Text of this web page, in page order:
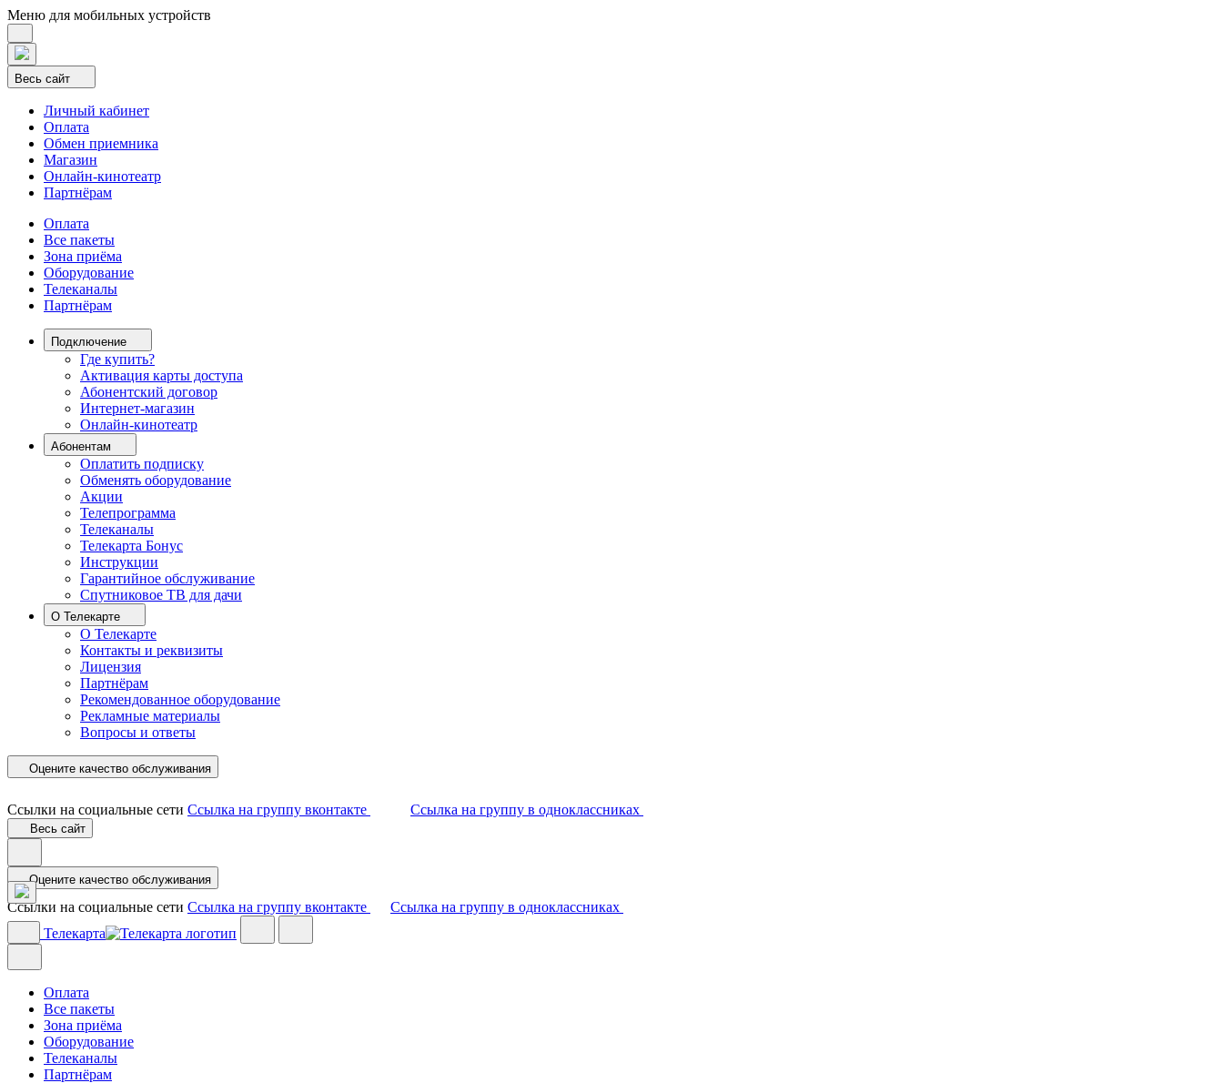
Меню для мобильных устройств
Весь сайт
Личный кабинет
Оплата
Обмен приемника
Магазин
Онлайн-кинотеатр
Партнёрам
Оплата
Все пакеты
Зона приёма
Оборудование
Телеканалы
Партнёрам
Подключение
Где купить?
Активация карты доступа
Абонентский договор
Интернет-магазин
Онлайн-кинотеатр
Абонентам
Оплатить подписку
Обменять оборудование
Акции
Телепрограмма
Телеканалы
Телекарта Бонус
Инструкции
Гарантийное обслуживание
Спутниковое ТВ для дачи
О Телекарте
О Телекарте
Контакты и реквизиты
Лицензия
Партнёрам
Рекомендованное оборудование
Рекламные материалы
Вопросы и ответы
Оцените качество обслуживания
Ссылки на социальные сети Ссылка на группу вконтакте Ссылка на группу в одноклассниках
Весь сайт
Оцените качество обслуживания
Ссылки на социальные сети Ссылка на группу вконтакте
Ссылка на группу в одноклассниках
Телекарта
Оплата
Все пакеты
Зона приёма
Оборудование
Телеканалы
Партнёрам